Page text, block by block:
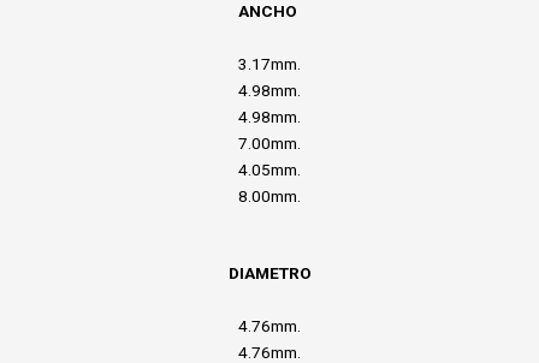
ANCHO
3.17mm.
4.98mm.
4.98mm.
7.00mm.
4.05mm.
8.00mm.
DIAMETRO
4.76mm.
4.76mm.